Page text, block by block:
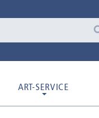
ART-SERVICE